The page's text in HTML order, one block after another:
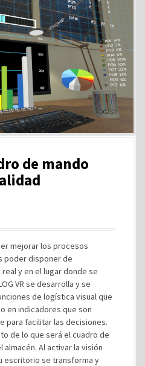
de mando
mejorar los procesos
poder disponer de
y en el lugar donde se
VR se desarrolla y se
de logística visual que
en indicadores que son
para facilitar las decisiones.
de lo que será el cuadro de
Al activar la visión
escritorio se transforma y